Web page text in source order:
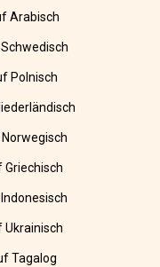
Arabisch
Polnisch
Griechisch
Ukrainisch
Tagalog